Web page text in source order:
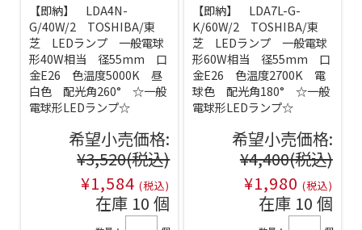
【即納】 LDA4N-
G/40W/2 TOSHIBA/東
芝 LEDランプ 一般電球
形40W相当 径55mm 口
金E26 色温度5000K 昼
白色 配光角260° ☆一般
電球形LEDランプ☆
希望小売価格:
¥3,520(税込)
¥1,584 (税込)
在庫 10 個
【即納】 LDA7L-G-
K/60W/2 TOSHIBA/東
芝 LEDランプ 一般電球
形60W相当 径55mm 口
金E26 色温度2700K 電
球色 配光角180° ☆一般
電球形LEDランプ☆
希望小売価格:
¥4,400(税込)
¥1,980 (税込)
在庫 10 個